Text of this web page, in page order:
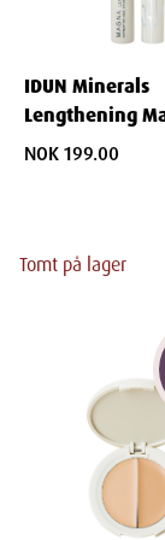
IDUN Minerals
Lengthening
Magna 12 ml
NOK 199.00
Tomt på lager